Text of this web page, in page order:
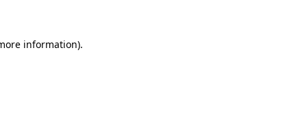
information).